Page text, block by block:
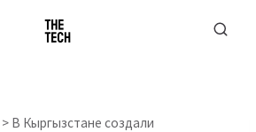
> В Кыргызстане создали